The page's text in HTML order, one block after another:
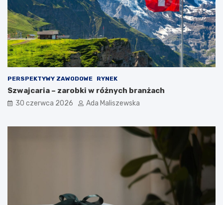
PERSPEKTYWY ZAWODOWE RYNEK
Szwajcaria – zarobki w różnych branżach
30 czerwca 2026 Ada Maliszewska